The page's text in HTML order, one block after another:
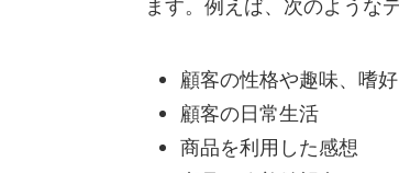
ます。例えば、次のような
顧客の性格や趣味、嗜好
顧客の日常生活
商品を利用した感想